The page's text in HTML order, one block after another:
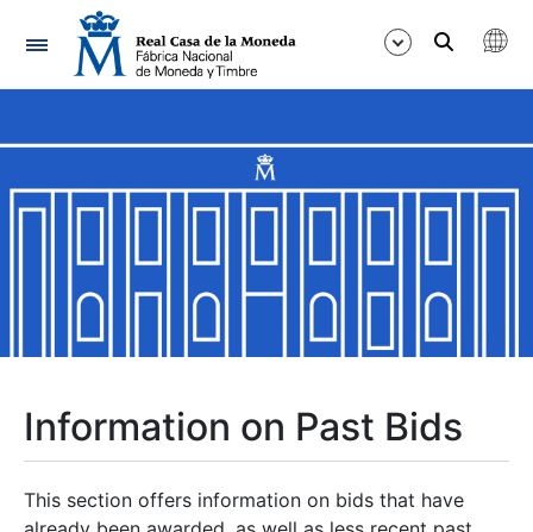
Navigation
Show/Hide
Show/Hide
Show/Hide
Information on Past Bids
This section offers information on bids that have